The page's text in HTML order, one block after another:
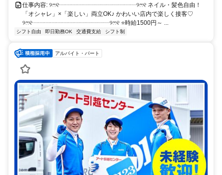
仕事内容: ୨ෆ୧┈┈┈┈┈┈┈┈┈┈┈┈┈୨ෆ୧ ネイル・髪色自由！
「オシャレ」×「楽しい」両立OK♪ かわいい店内で楽しく接客♡
୨ෆ୧┈┈┈┈┈┈┈┈┈┈┈┈┈୨ෆ୧ ⭐時給1500円～ ...
シフト自由 即日勤務OK 交通費支給 シフト制
アルバイト・パート